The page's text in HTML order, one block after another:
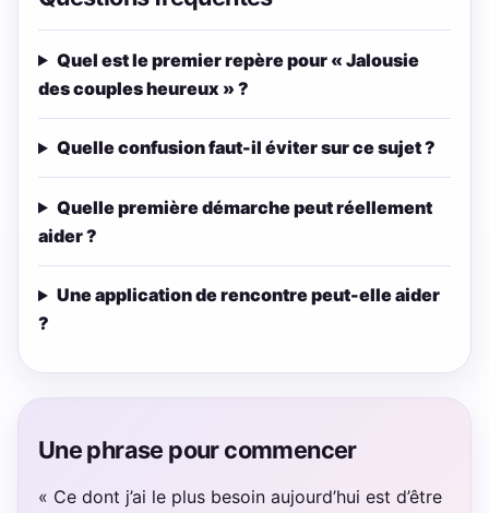
Quel est le premier repère pour « Jalousie
des couples heureux » ?
Quelle confusion faut-il éviter sur ce sujet ?
Quelle première démarche peut réellement
aider ?
Une application de rencontre peut-elle aider
?
Une phrase pour commencer
« Ce dont j’ai le plus besoin aujourd’hui est d’être